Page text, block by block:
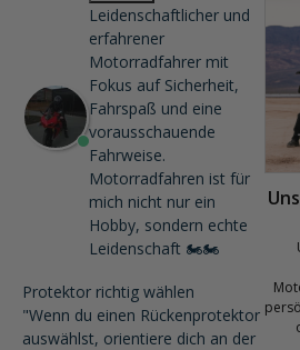
Leidenschaftlicher und
erfahrener
Motorradfahrer mit
Fokus auf Sicherheit,
Fahrspaß und eine
vorausschauende
Fahrweise.
Motorradfahren ist für
mich nicht nur ein
Hobby, sondern echte
Leidenschaft 🏍️🏍️
Protektor richtig wählen
"Wenn du einen Rückenprotektor
auswählst, orientiere dich an der